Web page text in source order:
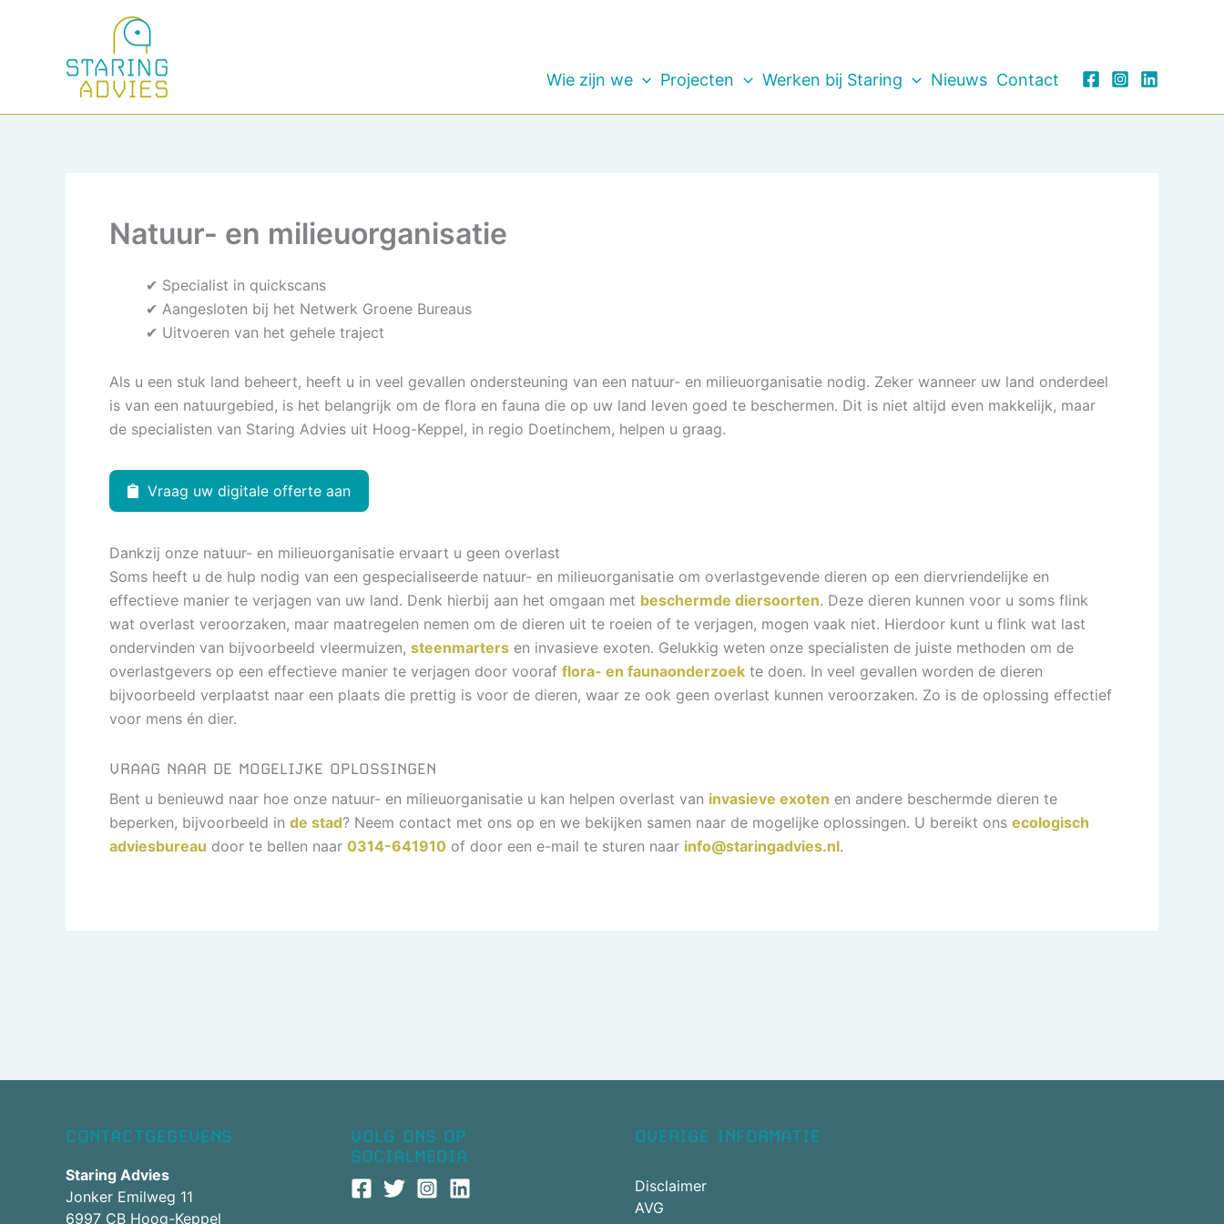
Wie zijn we Projecten Werken bij Staring Nieuws Contact
Natuur- en milieuorganisatie
✔ Specialist in quickscans
✔ Aangesloten bij het Netwerk Groene Bureaus
✔ Uitvoeren van het gehele traject
Als u een stuk land beheert, heeft u in veel gevallen ondersteuning van een natuur- en milieuorganisatie nodig. Zeker wanneer uw land onderdeel
is van een natuurgebied, is het belangrijk om de flora en fauna die op uw land leven goed te beschermen. Dit is niet altijd even makkelijk, maar
de specialisten van Staring Advies uit Hoog-Keppel, in regio Doetinchem, helpen u graag.
Vraag uw digitale offerte aan
Dankzij onze natuur- en milieuorganisatie ervaart u geen overlast
Soms heeft u de hulp nodig van een gespecialiseerde natuur- en milieuorganisatie om overlastgevende dieren op een diervriendelijke en
effectieve manier te verjagen van uw land. Denk hierbij aan het omgaan met beschermde diersoorten. Deze dieren kunnen voor u soms flink
wat overlast veroorzaken, maar maatregelen nemen om de dieren uit te roeien of te verjagen, mogen vaak niet. Hierdoor kunt u flink wat last
ondervinden van bijvoorbeeld vleermuizen, steenmarters en invasieve exoten. Gelukkig weten onze specialisten de juiste methoden om de
overlastgevers op een effectieve manier te verjagen door vooraf flora- en faunaonderzoek te doen. In veel gevallen worden de dieren
bijvoorbeeld verplaatst naar een plaats die prettig is voor de dieren, waar ze ook geen overlast kunnen veroorzaken. Zo is de oplossing effectief
voor mens én dier.
VRAAG NAAR DE MOGELIJKE OPLOSSINGEN
Bent u benieuwd naar hoe onze natuur- en milieuorganisatie u kan helpen overlast van invasieve exoten en andere beschermde dieren te
beperken, bijvoorbeeld in de stad? Neem contact met ons op en we bekijken samen naar de mogelijke oplossingen. U bereikt ons ecologisch
adviesbureau door te bellen naar 0314-641910 of door een e-mail te sturen naar info@staringadvies.nl.
CONTACTGEGEVENS
Staring Advies
Jonker Emilweg 11
6997 CB Hoog-Keppel
VOLG ONS OP
SOCIALMEDIA
OVERIGE INFORMATIE
Disclaimer
AVG